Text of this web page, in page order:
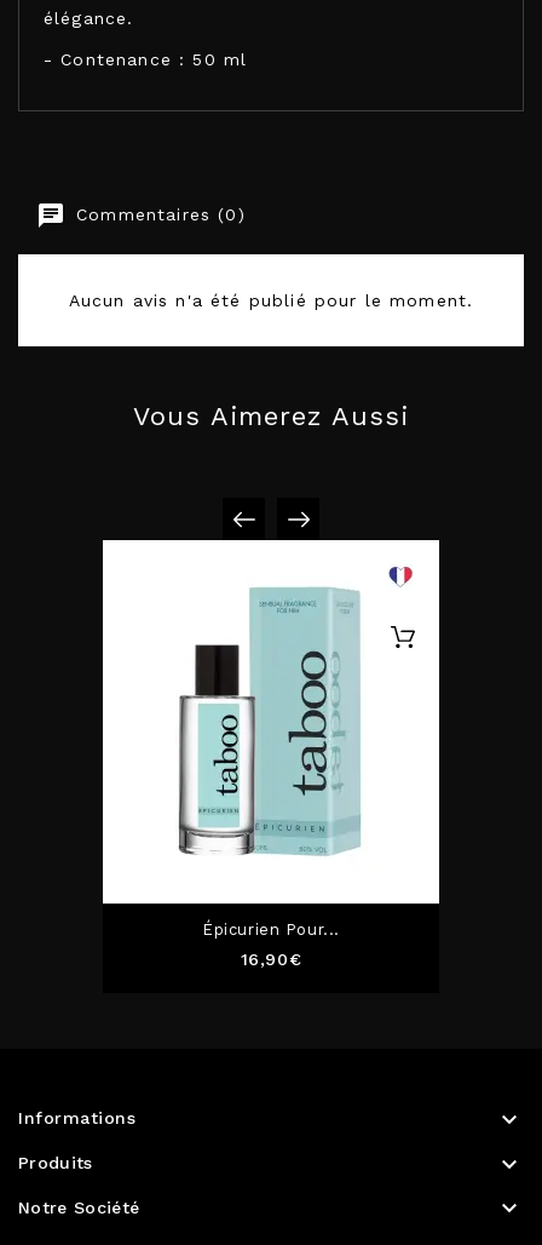
élégance.
- Contenance : 50 ml
Commentaires (0)
Aucun avis n'a été publié pour le moment.
Vous Aimerez Aussi
Épicurien Pour...
16,90€Prix
Informations 
Produits 
Notre Société 